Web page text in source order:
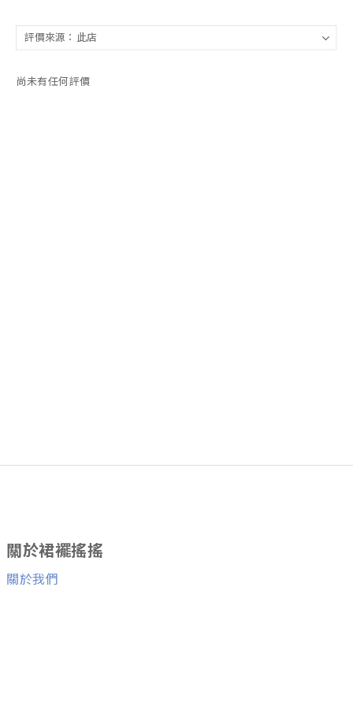
尚未有任何評價
關於裙襬搖搖
關於我們